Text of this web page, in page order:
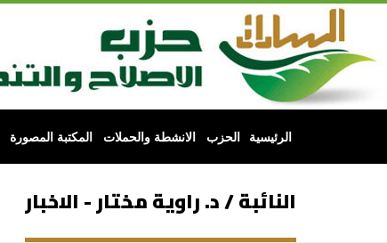
الرئيسية الحزب الانشطة والحملات المكتبة المصورة
النائبة / د. راوية مختار - الاخبار